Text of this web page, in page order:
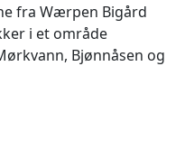
fra Wærpen Bigård
i et område
Bjønnåsen og